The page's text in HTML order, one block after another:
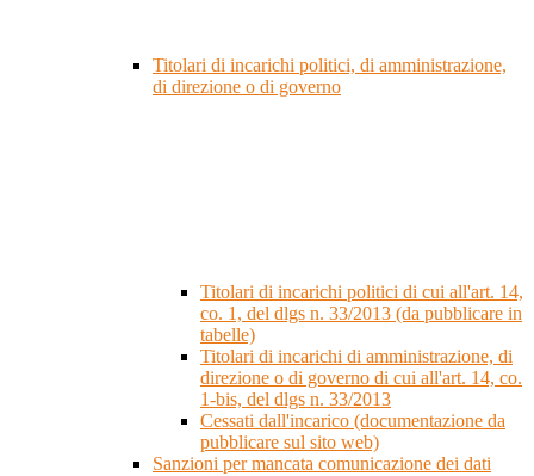
Titolari di incarichi politici, di amministrazione,
di direzione o di governo
Titolari di incarichi politici di cui all'art. 14,
co. 1, del dlgs n. 33/2013 (da pubblicare in
tabelle)
Titolari di incarichi di amministrazione, di
direzione o di governo di cui all'art. 14, co.
1-bis, del dlgs n. 33/2013
Cessati dall'incarico (documentazione da
pubblicare sul sito web)
Sanzioni per mancata comunicazione dei dati